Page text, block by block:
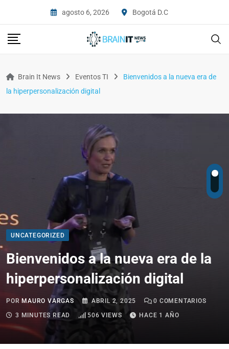
agosto 6, 2026 Bogotá D.C
Brain It News Eventos TI
Bienvenidos a la nueva era de
la hiperpersonalización digital
UNCATEGORIZED
Bienvenidos a la nueva era de la
hiperpersonalización digital
POR MAURO VARGAS ABRIL 2, 2025 0 COMENTARIOS
3 MINUTES READ
506 VIEWS HACE 1 AÑO